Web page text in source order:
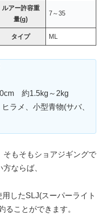
ルアー許容重
量(g)
7～35
タイプ ML
約1.5kg～2kg
ラメ、小型青物(サバ、
そもそもショアジギングで
ならば、
したSLJ(スーパーライト
ることができます。